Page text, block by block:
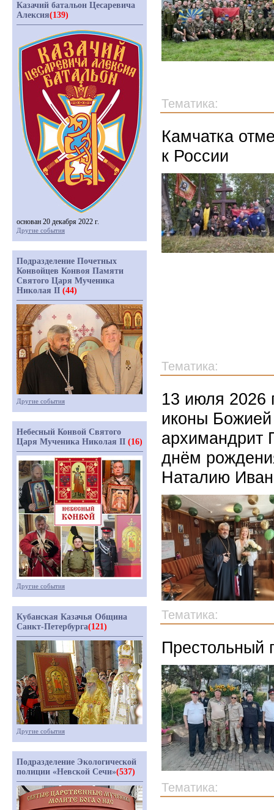
Тематика:
Камчатка
к России
Тематика:
13 июля 2026
иконы
архимандрит
днём
Наталию
Тематика:
Престольный
Тематика:
Казачий батальон Цесаревича
Алексия(139)
основан 20 декабря 2022 г.
Другие события
Подразделение Почетных
Конвойцев Конвоя Памяти
Святого Царя Мученика
Николая II (44)
Другие события
Небесный Конвой Святого
Царя Мученика Николая II (16)
Другие события
Кубанская Казачья Община
Санкт-Петербурга(121)
Другие события
Подразделение Экологической
полиции «Невской Сечи»(537)